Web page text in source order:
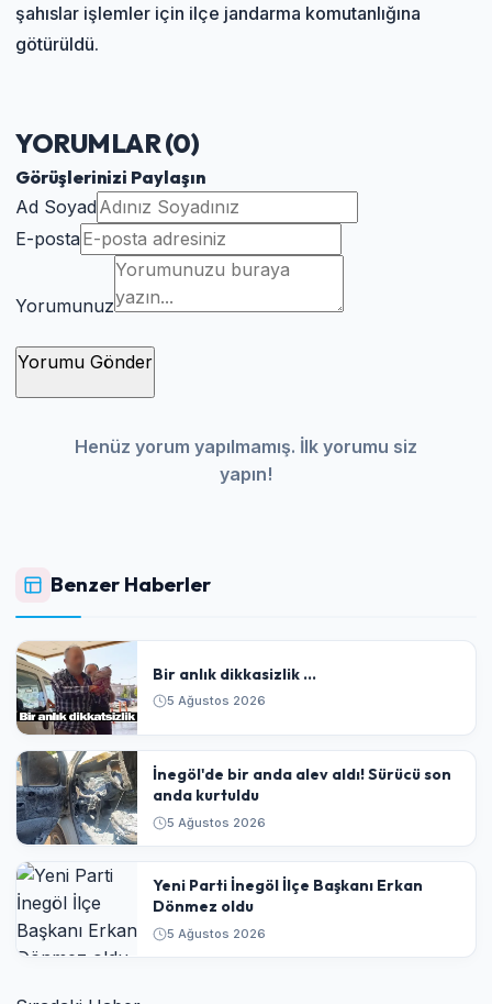
şahıslar işlemler için ilçe jandarma komutanlığına
götürüldü.
YORUMLAR (0)
Görüşlerinizi Paylaşın
Ad Soyad
E-posta
Yorumunuz
Yorumu Gönder
Henüz yorum yapılmamış. İlk yorumu siz
yapın!
Benzer Haberler
Bir anlık dikkasizlik ...
5 Ağustos 2026
İnegöl'de bir anda alev aldı! Sürücü son
anda kurtuldu
5 Ağustos 2026
Yeni Parti İnegöl İlçe Başkanı Erkan
Dönmez oldu
5 Ağustos 2026